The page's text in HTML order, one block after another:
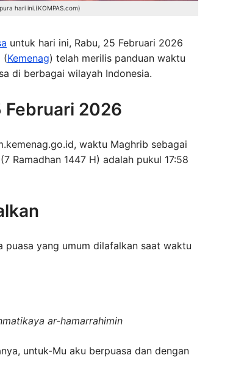
hari ini.(KOMPAS.com)
untuk hari ini, Rabu, 25 Februari 2026
(Kemenag) telah merilis panduan waktu
di berbagai wilayah Indonesia.
Februari 2026
waktu Maghrib sebagai
Ramadhan 1447 H) adalah pukul 17:58
yang umum dilafalkan saat waktu
ar-hamarrahimin
untuk-Mu aku berpuasa dan dengan